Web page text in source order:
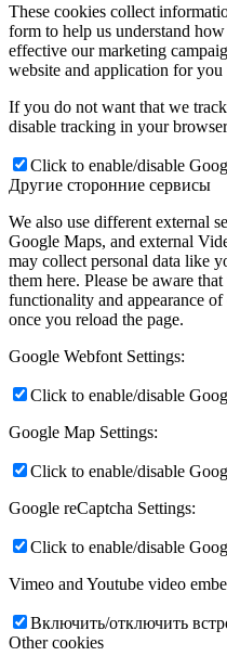
These cookies collect
form to help us understand
effective our marketing
website and application for
If you do not want that we
disable tracking in your
Click to enable/disable
Другие сторонние сервисы
We also use different external
Google Maps, and external
may collect personal data like
them here. Please be aware
functionality and appearance
once you reload the page.
Google Webfont Settings:
Click to enable/disable
Google Map Settings:
Click to enable/disable
Google reCaptcha Settings:
Click to enable/disable
Vimeo and Youtube video
Включить/отключить
Other cookies